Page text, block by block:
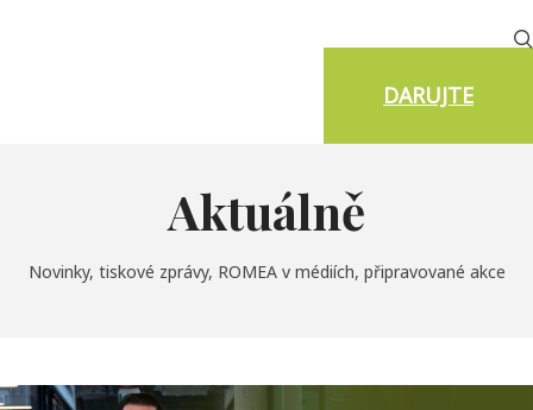
DARUJTE
Aktuálně
Novinky, tiskové zprávy, ROMEA v médiích, připravované akce